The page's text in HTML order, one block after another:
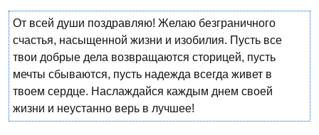
От всей души поздравляю! Желаю безграничного
счастья, насыщенной жизни и изобилия. Пусть все
твои добрые дела возвращаются сторицей, пусть
мечты сбываются, пусть надежда всегда живет в
твоем сердце. Наслаждайся каждым днем своей
жизни и неустанно верь в лучшее!